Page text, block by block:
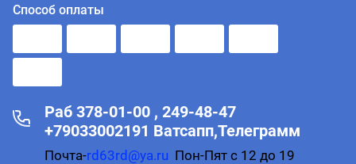
Способ оплаты
Раб 378-01-00 , 249-48-47
+79033002191 Ватсапп,Телеграмм
Почта-rd63rd@ya.ru Пон-Пят с 12 до 19